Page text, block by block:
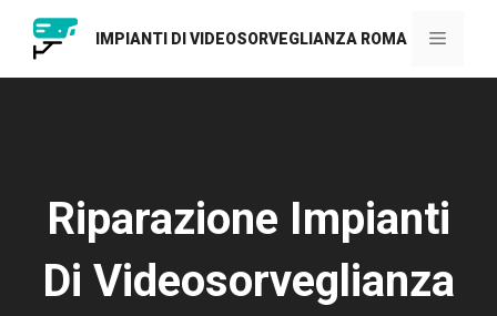
contenuto
IMPIANTI DI VIDEOSORVEGLIANZA ROMA Menu
Riparazione Impianti
Di Videosorveglianza